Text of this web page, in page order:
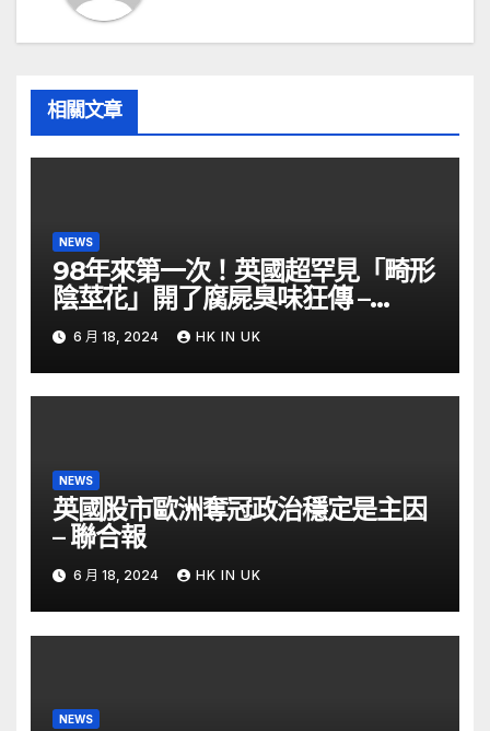
相關文章
NEWS
98年來第一次！英國超罕見「畸形
陰莖花」開了腐屍臭味狂傳 –
ETtoday
6 月 18, 2024 HK IN UK
NEWS
英國股市歐洲奪冠政治穩定是主因
– 聯合報
6 月 18, 2024 HK IN UK
NEWS